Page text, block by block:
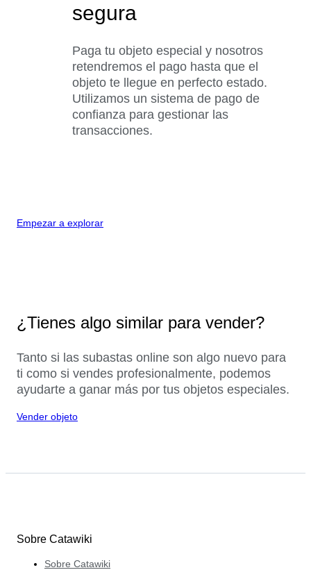
segura
Paga tu objeto especial y nosotros
retendremos el pago hasta que el
objeto te llegue en perfecto estado.
Utilizamos un sistema de pago de
confianza para gestionar las
transacciones.
Empezar a explorar
¿Tienes algo similar para vender?
Tanto si las subastas online son algo nuevo para
ti como si vendes profesionalmente, podemos
ayudarte a ganar más por tus objetos especiales.
Vender objeto
Sobre Catawiki
Sobre Catawiki